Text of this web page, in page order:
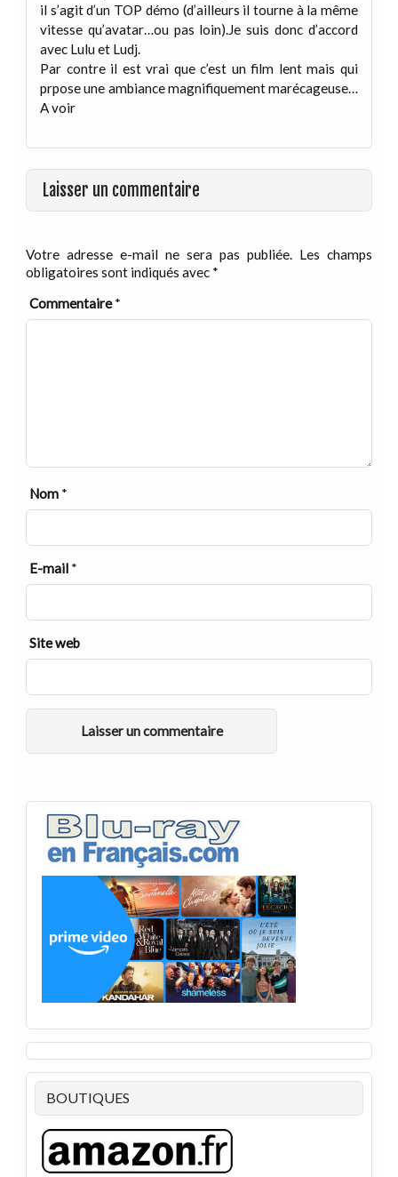
il s’agit d’un TOP démo (d’ailleurs il tourne à la même
vitesse qu’avatar…ou pas loin).Je suis donc d’accord
avec Lulu et Ludj.
Par contre il est vrai que c’est un film lent mais qui
prpose une ambiance magnifiquement marécageuse…
A voir
Laisser un commentaire
Votre adresse e-mail ne sera pas publiée. Les champs
obligatoires sont indiqués avec *
Commentaire*
Nom *
E-mail *
Site web
BOUTIQUES